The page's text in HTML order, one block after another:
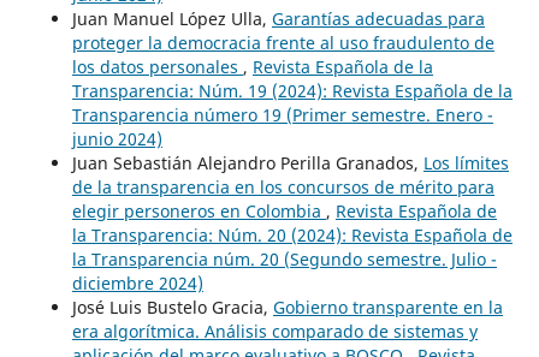
Juan Manuel López Ulla, Garantías adecuadas para
proteger la democracia frente al uso fraudulento de
los datos personales , Revista Española de la
Transparencia: Núm. 19 (2024): Revista Española de la
Transparencia número 19 (Primer semestre. Enero -
junio 2024)
Juan Sebastián Alejandro Perilla Granados, Los límites
de la transparencia en los concursos de mérito para
elegir personeros en Colombia , Revista Española de
la Transparencia: Núm. 20 (2024): Revista Española de
la Transparencia núm. 20 (Segundo semestre. Julio -
diciembre 2024)
José Luis Bustelo Gracia, Gobierno transparente en la
era algorítmica. Análisis comparado de sistemas y